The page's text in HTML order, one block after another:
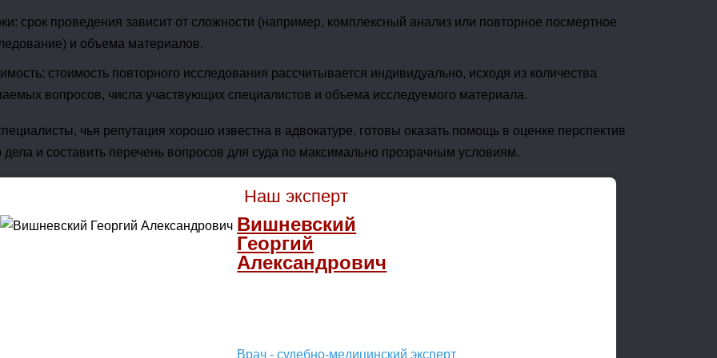
срок проведения зависит от сложности (например, комплексный анализ или повторное посмертное
и объема материалов.
стоимость повторного исследования рассчитывается индивидуально, исходя из количества
вопросов, числа участвующих специалистов и объема исследуемого материала.
чья репутация хорошо известна в адвокатуре, готовы оказать помощь в оценке перспектив
дела и составить перечень вопросов для суда по максимально прозрачным условиям.
Наш эксперт
Вишневский
Георгий
Александрович
Врач - судебно-медицинский эксперт